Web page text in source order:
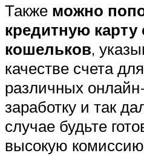
Также можно
кредитную
кошельков,
качестве счета
различных
заработку и так
случае будьте
высокую